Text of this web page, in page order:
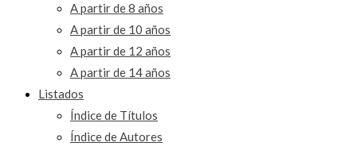
A partir de 8 años
A partir de 10 años
A partir de 12 años
A partir de 14 años
Listados
Índice de Títulos
Índice de Autores